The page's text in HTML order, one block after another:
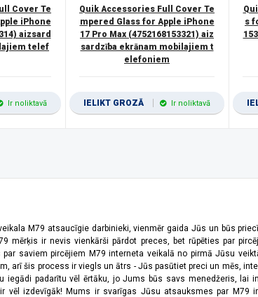
Watch Series 6 44mmApple - Watch Series SE 44mm
Cover Te
iPhone
aizsard
telef
Ir noliktavā
Quik Accessories Full Cover Te
mpered Glass for Apple iPhone
17 Pro Max (4752168153321) aiz
sardzība ekrānam mobilajiem t
elefoniem
IELIKT GROZĀ Ir noliktavā
s
M79 atsaucīgie darbinieki, vienmēr gaida Jūs un būs
mērķis ir nevis vienkārši pārdot preces, bet rūpēties par
saviem pircējiem M79 interneta veikalā no pirmā Jūsu
arī šis process ir viegls un ātrs - Jūs pasūtiet preci un mēs,
iegādi padarītu vēl ērtāku, jo Jums būs savs menedžeris,
izdevīgāk! Mums ir svarīgas Jūsu atsauksmes par M79